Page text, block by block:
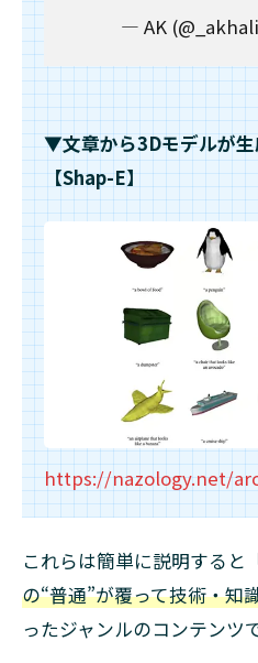
— AK
▼文章から3Dモデルが
【Shap-E】
https://nazology.net/
これらは簡単に説明すると
の“普通”が覆って技術・知
ったジャンルのコンテンツで